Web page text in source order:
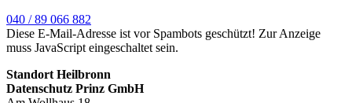
040 / 89 066 882
Diese E-Mail-Adresse ist vor Spambots geschützt! Zur Anzeige
muss JavaScript eingeschaltet sein.
Standort Heilbronn
Datenschutz Prinz GmbH